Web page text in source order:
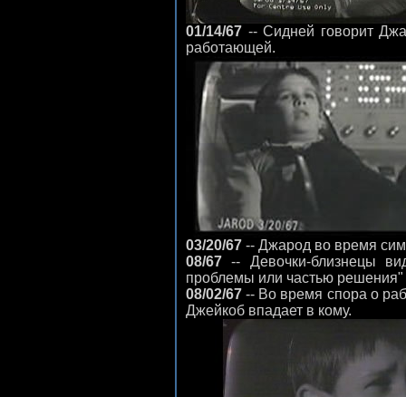
01/14/67 -- Сидней говорит
работающей.
03/20/67 -- Джарод во время
08/67 -- Девочки-близнецы
проблемы или частью решения"
08/02/67 -- Во время спора о
Джейкоб впадает в кому.